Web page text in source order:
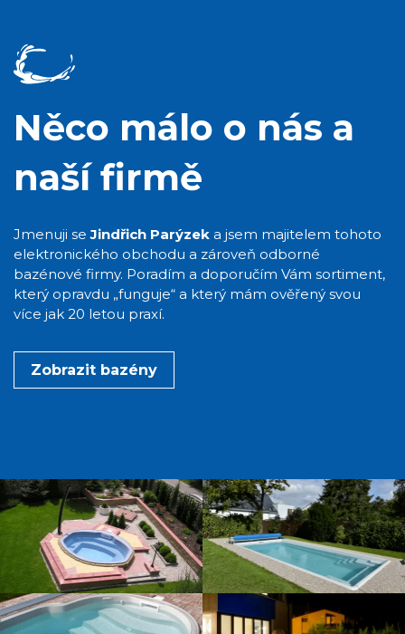
Něco málo o nás a
naší firmě
Jmenuji seJindřich Parýzek a jsem majitelem tohoto
elektronického obchodu a zároveň odborné
bazénové firmy. Poradím a doporučím Vám sortiment,
který opravdu „funguje“ a který mám ověřený svou
více jak 20 letou praxí.
Zobrazit bazény